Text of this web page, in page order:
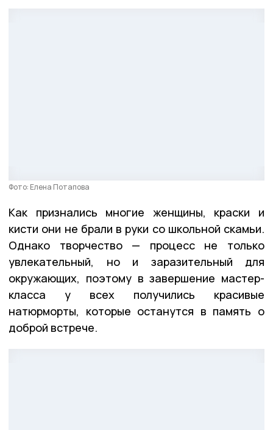
Фото: Елена Потапова
Как признались многие женщины, краски и
кисти они не брали в руки со школьной скамьи.
Однако творчество — процесс не только
увлекательный, но и заразительный для
окружающих, поэтому в завершение мастер-
класса у всех получились красивые
натюрморты, которые останутся в память о
доброй встрече.